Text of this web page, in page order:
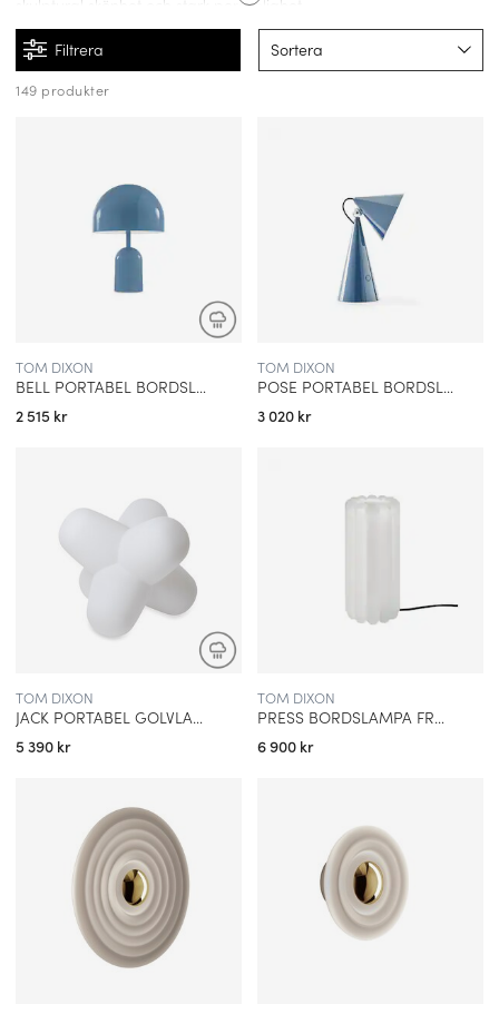
designvärlden var allt annat än traditionell – efter en karriär som
musiker och möbelmakare etablerade han 2001 sitt eget
varumärke med ambitionen att omdefiniera vad modern brittisk
design kan vara. Idag är Tom Dixon ett internationellt erkänt
namn inom inredning, med kollektioner som omfattar både
belysning, möbler och heminredning.
linjära, matematiska former och en nästan skulptural närvaro.
Dixon ser det som sitt uppdrag att “möblera framtiden” genom
att ständigt utforska nya tekniker och material. Resultatet blir
produkter som både är funktionella vardagsföremål och samtida
konstverk. Filosofin bygger på att varje design ska tåla tidens
prövning, och därför kombineras ofta klassiska silhuetter med
modern teknik.
MATERIAL SOM FÖR TANKARNA TILL HISTORIEN
ofta metaller som mässing, koppar och rostfritt stål, men också
glas i innovativa former. Genom att kombinera råa, robusta
material med glänsande ytor skapar Dixon kontraster som är
både eleganta och samtida. Hans design visar tydligt respekt för
tidigare generationers hantverk, samtidigt som de förmedlar en
vision av framtiden.
Filtrera Sortera
149 produkter
TOM DIXON
BELL PORTABEL BORDSLAMPA BABY BLUE
2 515 kr
TOM DIXON
POSE PORTABEL BORDSLAMPA BABY BLUE
3 020 kr
TOM DIXON
JACK PORTABEL GOLVLAMPA VIT
5 390 kr
TOM DIXON
PRESS BORDSLAMPA FROSTAD
6 900 kr